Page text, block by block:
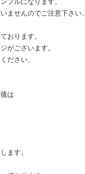
ませんのでご注意下さい。
おります。
がございます。
ださい。
は
ます。